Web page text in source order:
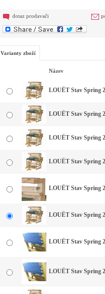
dotaz prodavači
Varianty zboží
Název
LOUËT Stav Spring
LOUËT Stav Spring
LOUËT Stav Spring
LOUËT Stav Spring
LOUËT Stav Spring
LOUËT Stav Spring
LOUËT Stav Spring
LOUËT Stav Spring